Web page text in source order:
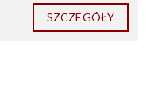
SZCZEGÓŁY